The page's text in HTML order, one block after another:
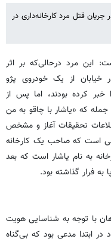
در جریان قتل مرد کارخانه‌داری در
این مرد درحالی‌که بر اثر
خیابان از یک خودروی پژو
خبر کرده بودند، اما پس از
که «یاشار با چاقو به من
تحقیقات آغاز و مشخص
نام امید لطفی است که صاحب یک کارخانه
به نام یاشار است که بعد
به فرار گذاشته بود.
با توجه به شناسایی هویت
در ابتدا مدعی بود که بی‌گناه